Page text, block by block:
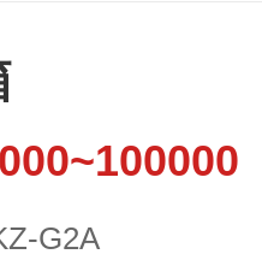
G2A